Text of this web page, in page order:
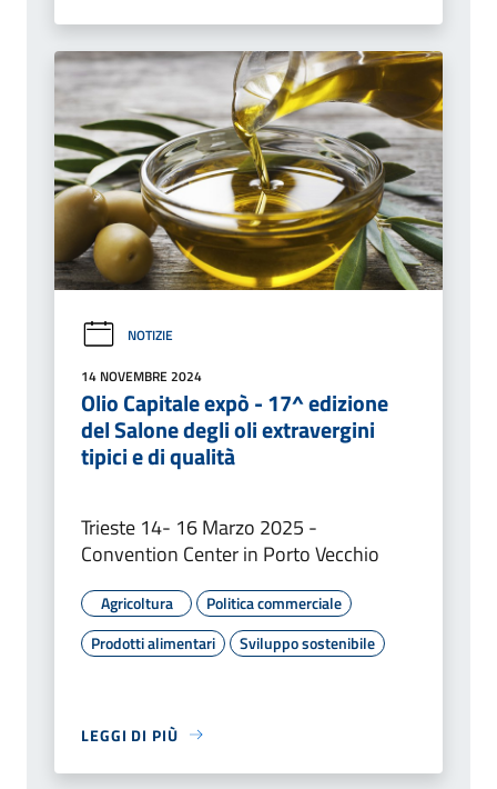
NOTIZIE
14 NOVEMBRE 2024
Olio Capitale expò - 17^ edizione
del Salone degli oli extravergini
tipici e di qualità
Trieste 14- 16 Marzo 2025 -
Convention Center in Porto Vecchio
Agricoltura
Politica commerciale
Prodotti alimentari
Sviluppo sostenibile
LEGGI DI PIÙ